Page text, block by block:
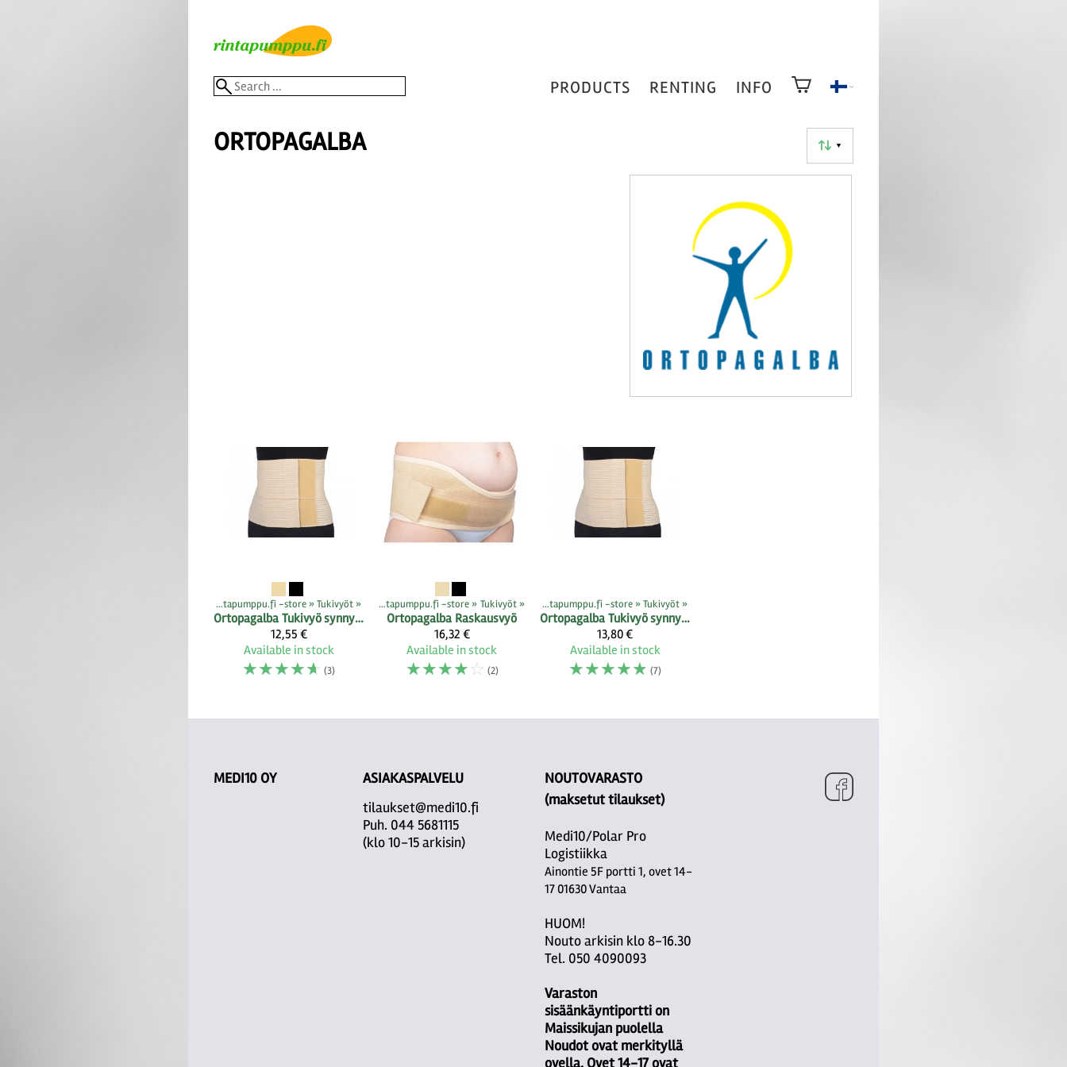
PRODUCTS RENTING INFO
▼
ORTOPAGALBA
Rintapumppu.fi -store ‪»Tukivyöt ‪»
Ortopagalba
Tukivyö synnytyksen jälkeen
12,55 €
Available in stock
☆☆☆☆☆ (3)
Products Rintapumppu.fi -store ‪» Tukivyöt ‪»
Ortopagalba Raskausvyö
16,32 €
Available in stock
☆☆☆☆☆ (2)
Products Rintapumppu.fi -store ‪» Tukivyöt ‪»
Ortopagalba
Tukivyö synnytyksen jälkeen, BAMBU
13,80 €
Available in stock
☆☆☆☆☆ (7)
MEDI10 OY
ASIAKASPALVELU
tilaukset@medi10.fi
Puh. 044 5681115
(klo 10-15 arkisin)
NOUTOVARASTO
(maksetut tilaukset)
Medi10/Polar Pro
Logistiikka
Ainontie 5F portti 1, ovet 14-
17 01630 Vantaa
HUOM!
Nouto arkisin klo 8-16.30
Tel. 050 4090093
Varaston
sisäänkäyntiportti on
Maissikujan puolella
Noudot ovat merkityllä
ovella. Ovet 14-17 ovat